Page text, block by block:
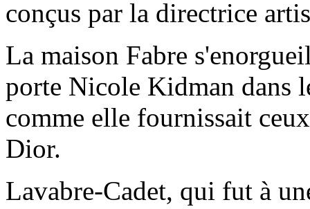
conçus par la directrice
La maison Fabre
porte Nicole Kidman dans
comme elle fournissait
Dior.
Lavabre-Cadet, qui fut à